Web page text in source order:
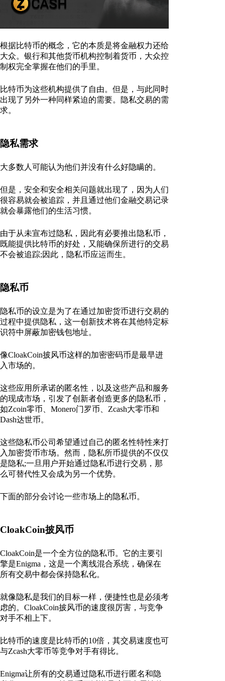
根据比特币的概念，它的本质是将金融权力还给
大众。银行和其他货币机构控制着货币，大众控
制权完全掌握在他们的手里。
比特币为这些机构提供了自由。但是，与此同时
出现了另外一种同样紧迫的需要。隐私交易的需
求。
隐私需求
大多数人可能认为他们并没有什么好隐瞒的。
但是，安全和安全相关问题就出现了，因为人们
很容易就会被追踪，并且通过他们金融交易记录
就会暴露他们的生活习惯。
由于从未宣布过隐私，因此有必要推出隐私币，
既能提供比特币的好处，又能确保所进行的交易
不会被追踪;因此，隐私币应运而生。
隐私币
隐私币的设立是为了在通过加密货币进行交易的
过程中提供隐私，这一创新技术将在其他特定标
识符中屏蔽加密钱包地址。
像CloakCoin披风币这样的加密密码币是最早进
入市场的。
这些应用所承诺的匿名性，以及这些产品和服务
的现成市场，引发了创新者创造更多的隐私币，
如Zcoin零币、Monero门罗币、Zcash大零币和
Dash达世币。
这些隐私币公司希望通过自己的匿名性特性来打
入加密货币市场。然而，隐私所币提供的不仅仅
是隐私;一旦用户开始通过隐私币进行交易，那
么可替代性又会成为另一个优势。
下面的部分会讨论一些市场上的隐私币。
CloakCoin披风币
CloakCoin是一个全方位的隐私币。它的主要引
擎是Enigma，这是一个离线混合系统，确保在
所有交易中都会保持隐私化。
就像隐私是我们的目标一样，便捷性也是必须考
虑的。CloakCoin披风币的速度很厉害，与竞争
对手不相上下。
比特币的速度是比特币的10倍，其交易速度也可
与Zcash大零币等竞争对手有得比。
Enigma让所有的交易通过隐私币进行匿名和隐